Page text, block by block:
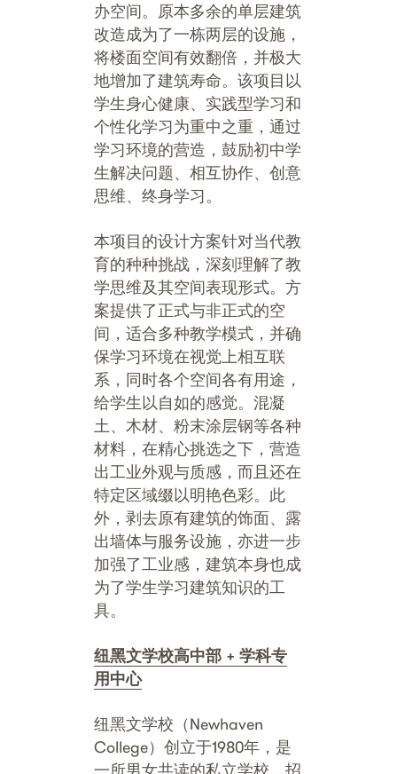
办空间。原本多余的单层建筑
改造成为了一栋两层的设施，
将楼面空间有效翻倍，并极大
地增加了建筑寿命。该项目以
学生身心健康、实践型学习和
个性化学习为重中之重，通过
学习环境的营造，鼓励初中学
生解决问题、相互协作、创意
思维、终身学习。
本项目的设计方案针对当代教
育的种种挑战，深刻理解了教
学思维及其空间表现形式。方
案提供了正式与非正式的空
间，适合多种教学模式，并确
保学习环境在视觉上相互联
系，同时各个空间各有用途，
给学生以自如的感觉。混凝
土、木材、粉末涂层钢等各种
材料，在精心挑选之下，营造
出工业外观与质感，而且还在
特定区域缀以明艳色彩。此
外，剥去原有建筑的饰面、露
出墙体与服务设施，亦进一步
加强了工业感，建筑本身也成
为了学生学习建筑知识的工
具。
纽黑文学校高中部 + 学科专
用中心
纽黑文学校（Newhaven
College）创立于1980年，是